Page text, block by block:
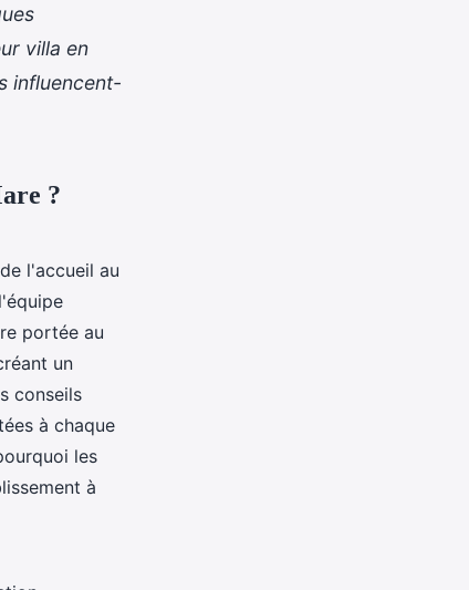
villa en
influencent-
?
l'accueil au
portée au
un
conseils
à chaque
les
à